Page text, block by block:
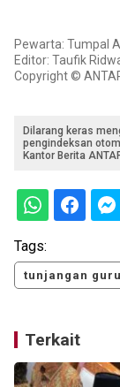
Pewarta: Tumpal
Editor: Taufik
Copyright ©
Dilarang keras
pengindeksan
Kantor Berita
Tags:
tunjangan guru
Terkait